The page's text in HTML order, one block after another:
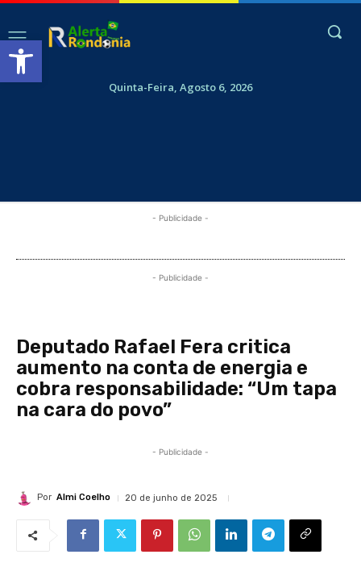
Abrir a barra de ferramentas
Quinta-Feira, Agosto 6, 2026
- Publicidade -
- Publicidade -
Deputado Rafael Fera critica
aumento na conta de energia e
cobra responsabilidade: “Um tapa
na cara do povo”
- Publicidade -
Por Almi Coelho 20 de junho de 2025